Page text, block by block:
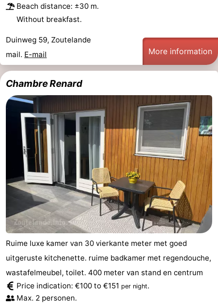
Beach distance: ±30 m.
Without breakfast.
Duinweg 59, Zoutelande
mail. E-mail More information
Chambre Renard
Ruime luxe kamer van 30 vierkante meter met goed
uitgeruste kitchenette. ruime badkamer met regendouche,
wastafelmeubel, toilet. 400 meter van stand en centrum
Price indication: €100 to €151 per night.
Max. 2 personen.